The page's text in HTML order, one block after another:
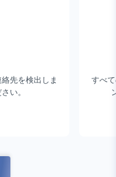
先を検出しま
い。
すべ